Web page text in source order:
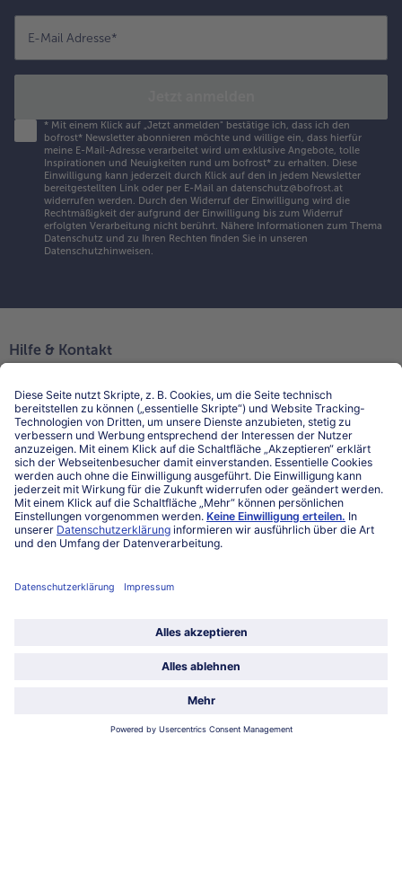
E-Mail Adresse*
* Mit einem Klick auf „Jetzt anmelden" bestätige ich, dass ich den
bofrost* Newsletter abonnieren möchte und willige ein, dass hierfür
meine E-Mail-Adresse verarbeitet wird um exklusive Angebote, tolle
Inspirationen und Neuigkeiten rund um bofrost* zu erhalten. Diese
Einwilligung kann jederzeit durch Klick auf den in jedem Newsletter
bereitgestellten Link oder per E-Mail an datenschutz@bofrost.at
widerrufen werden. Durch den Widerruf der Einwilligung wird die
Rechtmäßigkeit der aufgrund der Einwilligung bis zum Widerruf
erfolgten Verarbeitung nicht berührt. Nähere Informationen zum Thema
Datenschutz und zu Ihren Rechten finden Sie in unseren
Datenschutzhinweisen.
Hilfe & Kontakt
Kontakt
FAQ
Service
Unternehmen